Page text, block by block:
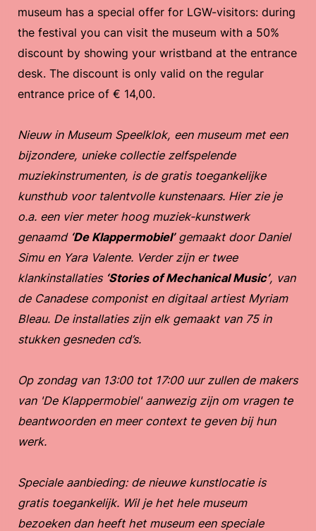
museum has a special offer for LGW-visitors: during
the festival you can visit the museum with a 50%
discount by showing your wristband at the entrance
desk. The discount is only valid on the regular
entrance price of € 14,00.
Nieuw in Museum Speelklok, een museum met een
bijzondere, unieke collectie zelfspelende
muziekinstrumenten, is de gratis toegankelijke
kunsthub voor talentvolle kunstenaars. Hier zie je
o.a. een vier meter hoog muziek-kunstwerk
genaamd ‘De Klappermobiel’gemaakt door Daniel
Simu en Yara Valente. Verder zijn er twee
klankinstallaties ‘Stories of Mechanical Music’, van
de Canadese componist en digitaal artiest Myriam
Bleau. De installaties zijn elk gemaakt van 75 in
stukken gesneden cd’s.
Op zondag van 13:00 tot 17:00 uur zullen de makers
van 'De Klappermobiel' aanwezig zijn om vragen te
beantwoorden en meer context te geven bij hun
werk.
Speciale aanbieding: de nieuwe kunstlocatie is
gratis toegankelijk. Wil je het hele museum
bezoeken dan heeft het museum een speciale